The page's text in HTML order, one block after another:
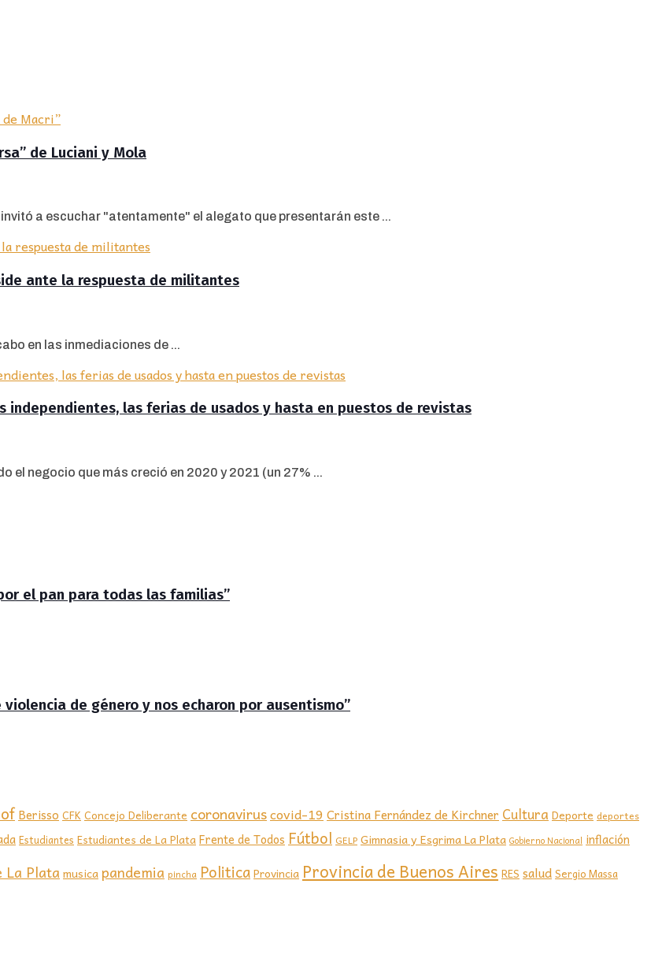
de Luciani y Mola
a escuchar "atentamente" el alegato que presentarán este ...
ante la respuesta de militantes
en las inmediaciones de ...
independientes, las ferias de usados y hasta en puestos de revistas
el negocio que más creció en 2020 y 2021 (un 27% ...
el pan para todas las familias”
de género y nos echaron por ausentismo”
Berisso CFKConcejo Deliberante coronaviruscovid-19 Cristina Fernández de Kirchner Cultura Deporte deportes
Estudiantes Estudiantes de La PlataFrente de Todos Fútbol GELP Gimnasia y Esgrima La Plata Gobierno Nacional inflación
La Plata musicapandemia pincha PoliticaProvincia Provincia de Buenos Aires RES saludSergio Massa